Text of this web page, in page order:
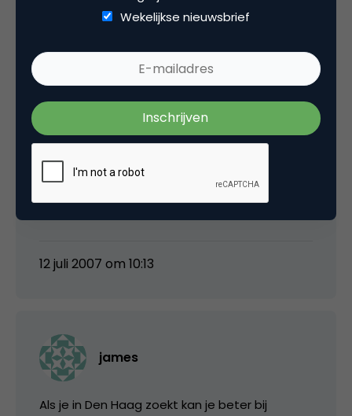
(op maat) wanneer jij zelf rustig rond kijkt op
http://www.directwonen.nl. Daar staan huur-
en koopwoningen per lokatie op een rij.
Succes ermee !
Groet,
12 juli 2007 om 10:13
james
Als je in Den Haag zoekt kan je beter bij
Wekelijkse nieuwsbrief